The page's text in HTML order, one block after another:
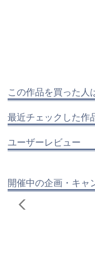
この作品を買った人
最近チェックした作
ユーザーレビュー
開催中の企画・キャ